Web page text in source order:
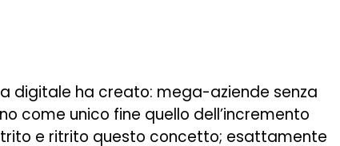
digitale ha creato: mega-aziende senza
come unico fine quello dell’incremento
e ritrito questo concetto; esattamente